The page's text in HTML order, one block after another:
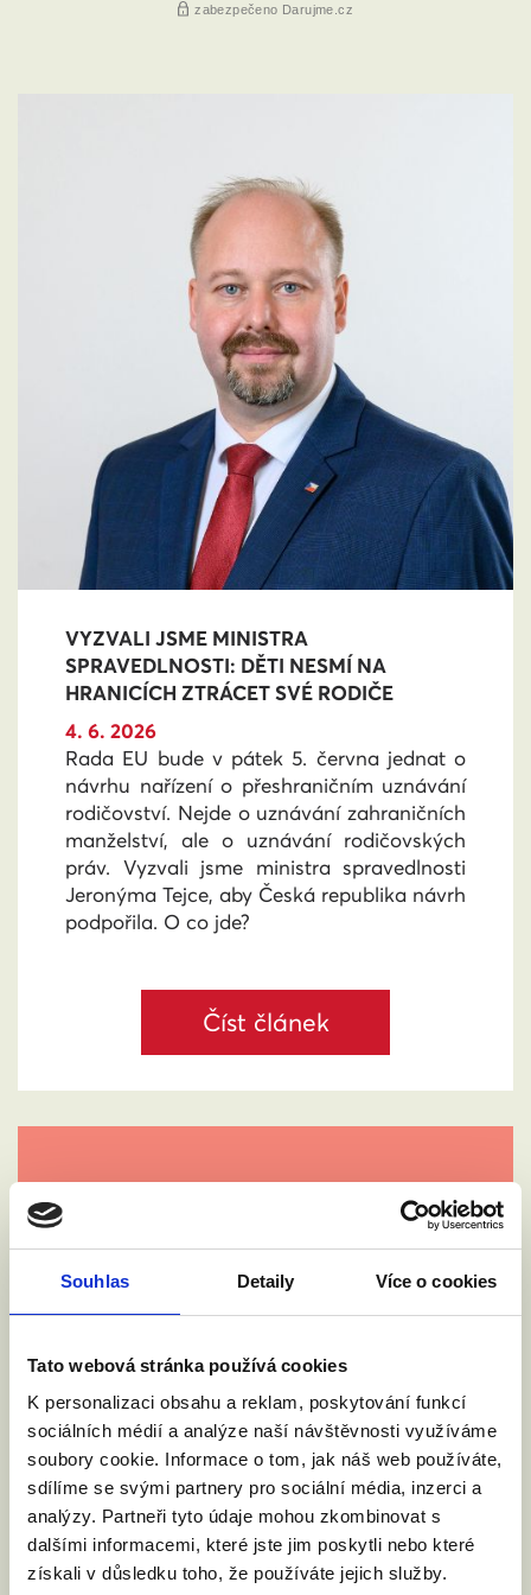
Souhlas Detaily Více o cookies
Tato webová stránka používá cookies
K personalizaci obsahu a reklam, poskytování funkcí
sociálních médií a analýze naší návštěvnosti využíváme
soubory cookie. Informace o tom, jak náš web používáte,
sdílíme se svými partnery pro sociální média, inzerci a
analýzy. Partneři tyto údaje mohou zkombinovat s
dalšími informacemi, které jste jim poskytli nebo které
získali v důsledku toho, že používáte jejich služby.
VYZVALI JSME MINISTRA
SPRAVEDLNOSTI: DĚTI NESMÍ NA
HRANICÍCH ZTRÁCET SVÉ RODIČE
4. 6. 2026
Rada EU bude v pátek 5. června jednat o
návrhu nařízení o přeshraničním uznávání
rodičovství. Nejde o uznávání zahraničních
manželství, ale o uznávání rodičovských
práv. Vyzvali jsme ministra spravedlnosti
Jeronýma Tejce, aby Česká republika návrh
podpořila. O co jde?
Číst článek